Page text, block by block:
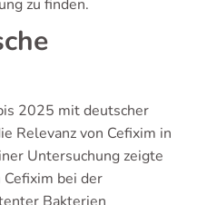
zu finden.
2025 mit deutscher
Relevanz von Cefixim in
Untersuchung zeigte
bei der